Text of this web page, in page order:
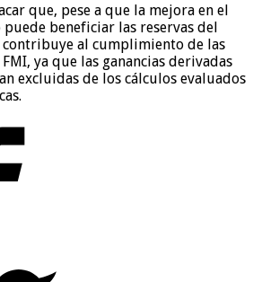
que, pese a que la mejora en el
beneficiar las reservas del
contribuye al cumplimiento de las
ya que las ganancias derivadas
excluidas de los cálculos evaluados